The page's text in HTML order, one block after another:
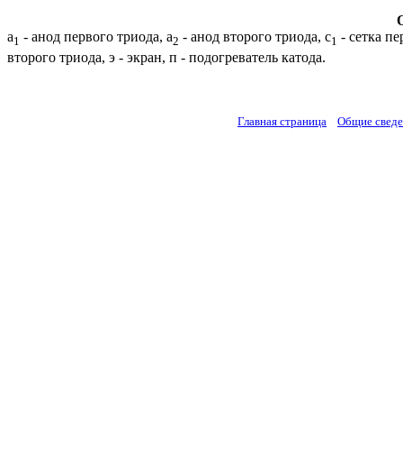
а1 - анод первого триода, а2 - анод второго триода, с1 - сетка
второго триода, э - экран, п - подогреватель катода.
Главная страница Общие